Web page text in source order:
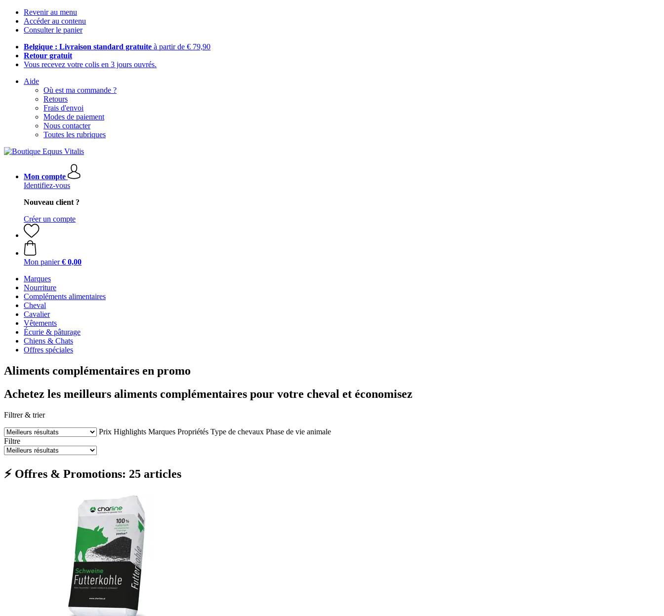
Revenir au menu
Accéder au contenu
Consulter le panier
Belgique : Livraison standard gratuite à partir de € 79,90
Retour gratuit
Vous recevez votre colis en 3 jours ouvrés.
Aide
Où est ma commande ?
Retours
Frais d'envoi
Modes de paiement
Nous contacter
Toutes les rubriques
Mon compte
Identifiez-vous
Nouveau client ?
Créer un compte
Mon panier € 0,00
Marques
Nourriture
Compléments alimentaires
Cheval
Cavalier
Vêtements
Écurie & pâturage
Chiens & Chats
Offres spéciales
Aliments complémentaires en promo
Achetez les meilleurs aliments complémentaires pour votre cheval et économisez
Filtrer & trier
Prix Highlights Marques Propriétés Type de chevaux Phase de vie animale
Filtre
⚡ Offres & Promotions: 25 articles